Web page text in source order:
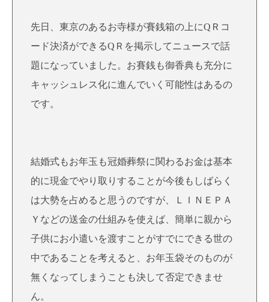
先日、東京のあるお寺様が賽銭箱の上にQＲコ
ード決済ができるQＲを掲示してニュースで話
題になっていました。お賽銭も御香典も充分に
キャッシュレス化に進んでいく可能性はあるの
です。
結婚式もお年玉も冠婚葬祭に関わるお金は基本
的に現金でやり取りすることが今後もしばらく
は大勢を占めると思うのですが、ＬＩＮＥＰＡ
Ｙなどの送金の仕組みを使えば、簡単に親から
子供にお小遣いを渡すことがすでにできる世の
中であることを考えると、お年玉袋そのものが
無くなってしまうことも決して否定できませ
ん。